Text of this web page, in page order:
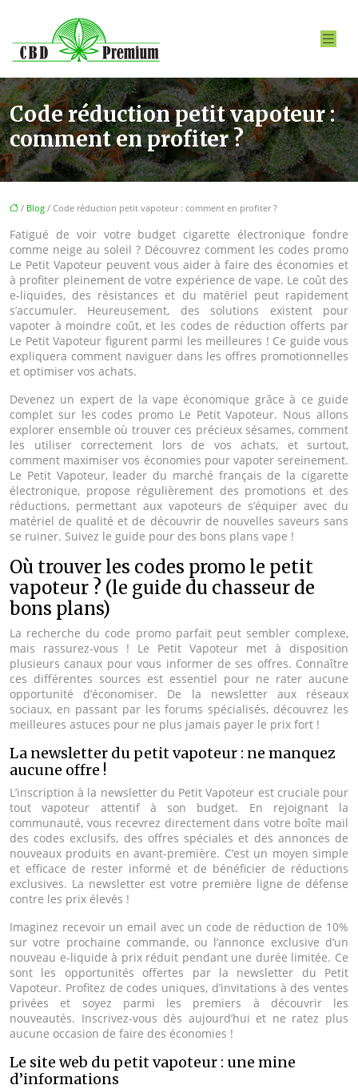
Code réduction petit vapoteur :
comment en profiter ?
/ Blog / Code réduction petit vapoteur : comment en profiter ?
Fatigué de voir votre budget cigarette électronique fondre
comme neige au soleil ? Découvrez comment les codes promo
Le Petit Vapoteur peuvent vous aider à faire des économies et
à profiter pleinement de votre expérience de vape. Le coût des
e-liquides, des résistances et du matériel peut rapidement
s’accumuler. Heureusement, des solutions existent pour
vapoter à moindre coût, et les codes de réduction offerts par
Le Petit Vapoteur figurent parmi les meilleures ! Ce guide vous
expliquera comment naviguer dans les offres promotionnelles
et optimiser vos achats.
Devenez un expert de la vape économique grâce à ce guide
complet sur les codes promo Le Petit Vapoteur. Nous allons
explorer ensemble où trouver ces précieux sésames, comment
les utiliser correctement lors de vos achats, et surtout,
comment maximiser vos économies pour vapoter sereinement.
Le Petit Vapoteur, leader du marché français de la cigarette
électronique, propose régulièrement des promotions et des
réductions, permettant aux vapoteurs de s’équiper avec du
matériel de qualité et de découvrir de nouvelles saveurs sans
se ruiner. Suivez le guide pour des bons plans vape !
Où trouver les codes promo le petit
vapoteur ? (le guide du chasseur de
bons plans)
La recherche du code promo parfait peut sembler complexe,
mais rassurez-vous ! Le Petit Vapoteur met à disposition
plusieurs canaux pour vous informer de ses offres. Connaître
ces différentes sources est essentiel pour ne rater aucune
opportunité d’économiser. De la newsletter aux réseaux
sociaux, en passant par les forums spécialisés, découvrez les
meilleures astuces pour ne plus jamais payer le prix fort !
La newsletter du petit vapoteur : ne manquez
aucune offre !
L’inscription à la newsletter du Petit Vapoteur est cruciale pour
tout vapoteur attentif à son budget. En rejoignant la
communauté, vous recevrez directement dans votre boîte mail
des codes exclusifs, des offres spéciales et des annonces de
nouveaux produits en avant-première. C’est un moyen simple
et efficace de rester informé et de bénéficier de réductions
exclusives. La newsletter est votre première ligne de défense
contre les prix élevés !
Imaginez recevoir un email avec un code de réduction de 10%
sur votre prochaine commande, ou l’annonce exclusive d’un
nouveau e-liquide à prix réduit pendant une durée limitée. Ce
sont les opportunités offertes par la newsletter du Petit
Vapoteur. Profitez de codes uniques, d’invitations à des ventes
privées et soyez parmi les premiers à découvrir les
nouveautés. Inscrivez-vous dès aujourd’hui et ne ratez plus
aucune occasion de faire des économies !
Le site web du petit vapoteur : une mine
d’informations